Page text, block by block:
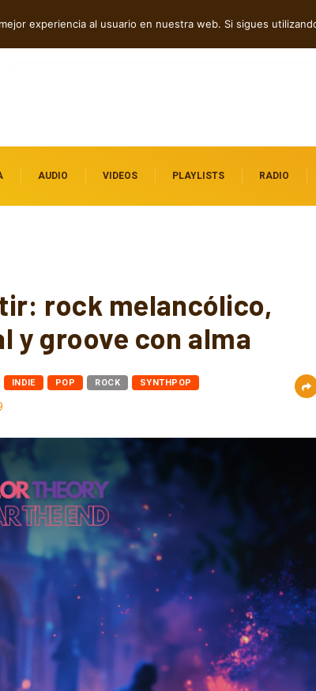
AUDIO VIDEOS PLAYLISTS RADIO
rock melancólico,
y groove con alma
INDIE POP ROCK SYNTHPOP
experiencia al usuario en nuestra web. Si sigues